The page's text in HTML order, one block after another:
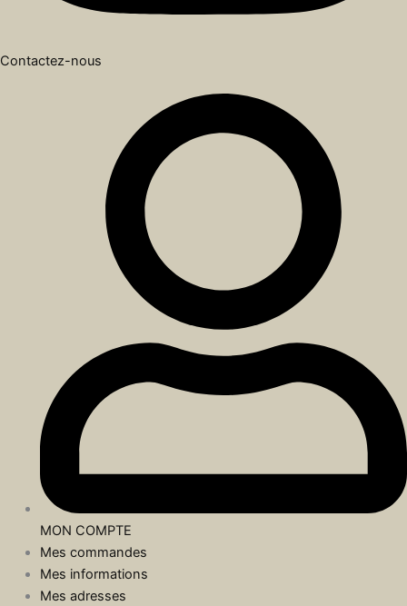
Contactez-nous
MON COMPTE
Mes commandes
Mes informations
Mes adresses